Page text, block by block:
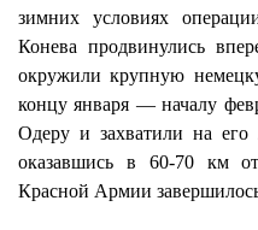
зимних условиях
Конева продвинулись
окружили крупную
концу января — началу
Одеру и захватили на его
оказавшись в 60-70 км
Красной Армии